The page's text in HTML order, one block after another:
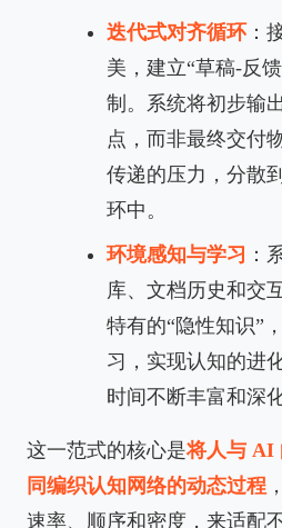
迭代式对齐循环：
美，建立“草稿-反
制。系统将初步输
点，而非最终交付
传递的压力，分散
环中。
环境感知与学习 ：
库、文档历史和交
特有的“隐性知识”
习，实现认知的进
时间不断丰富和深化
这一范式的核心是将人与 AI
同编织认知网络的动态过程
速率、顺序和密度，来适配